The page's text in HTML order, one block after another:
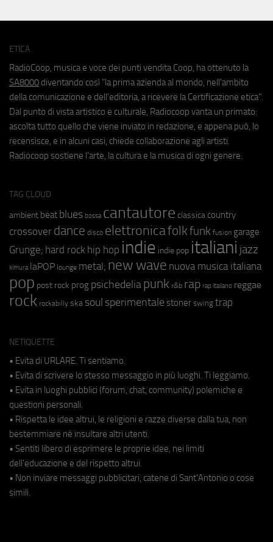
ETICA
RadioCoop, musica e voce dei punti vendita Coop, ha ottenuto la
SA8000 diventando così "la prima azienda al mondo, nell'ambito
della comunicazione e dell'editoria, a ricevere la Certificazione etica".
Dal punto di vista artistico e culturale, Radiocoop vanta un primato:
ascolta tutto quello che viene inviato in redazione, e appena può, lo
recensisce, e in alcuni casi, chiede collaborazione agli artisti.
Radiocoop sostiene l'arte, la cultura e la musica di ogni genere.
TAG CLOUD
ambient beat blues bossa cantautore classica country
crossover dance disco elettronicafolkfunk fusion garage
Grunge; hard rock hip hop indie indie pop italiani jazz
kimura laPOP lounge metal; new wave nuova musica italiana
pop post rock prog psichedeliapunk r&b rap rap italiano reggae
rock rockabilly ska soul sperimentale stoner swing trap
NETIQUETTE
• Evita di URLARE. Ti sentiamo.
• Evita di scrivere lo stesso messaggio in più luoghi. Ti leggiamo.
• Evita in luoghi pubblici (forum, chat, community) polemiche e
questioni personali.
• Rispetta le idee altrui, le religioni e razze diverse dalla tua, non
bestemmiare né insultare altri utenti.
• Sentiti libero di esprimere le proprie idee, nei limiti
dell'educazione e del rispetto altrui.
• Non inviare messaggi pubblicitari, catene di Sant'Antonio o cose
simili.